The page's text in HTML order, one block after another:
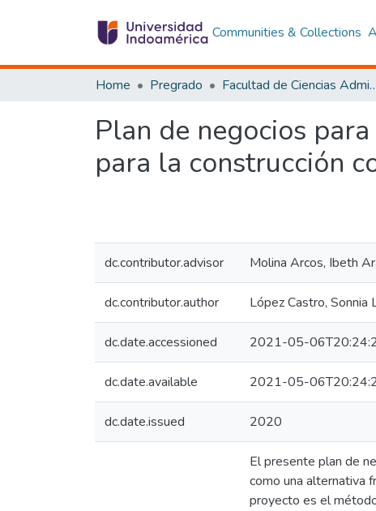
Communities & Collections
Home Pregrado Facultad de Ciencias
Plan de negocios
para la construcción
dc.contributor.advisor Molina Arcos, Ibeth
dc.contributor.author López Castro, Sonnia
dc.date.accessioned 2021-05-
dc.date.available 2021-05-
dc.date.issued 2020
El presente plan de
como una alternativa
proyecto es el